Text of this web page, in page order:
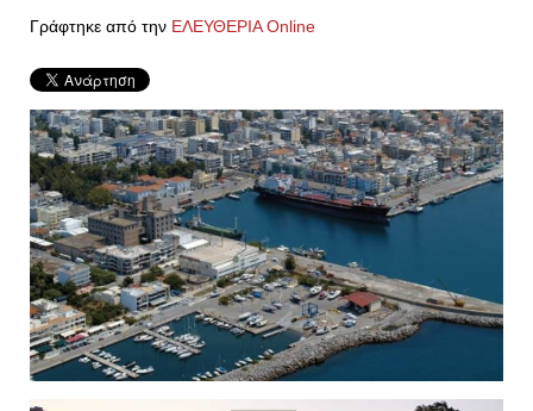
Γράφτηκε από την ΕΛΕΥΘΕΡΙΑ Online